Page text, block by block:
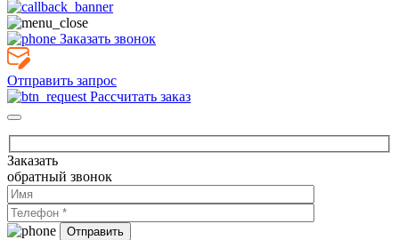
Заказать звонок
Отправить запрос
Рассчитать заказ
Заказать
обратный звонок